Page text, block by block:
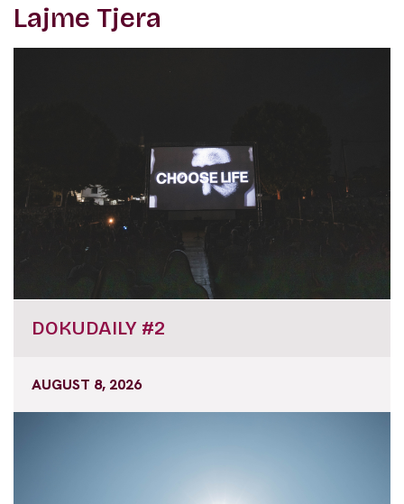
Lajme Tjera
DOKUDAILY #2
AUGUST 8, 2026